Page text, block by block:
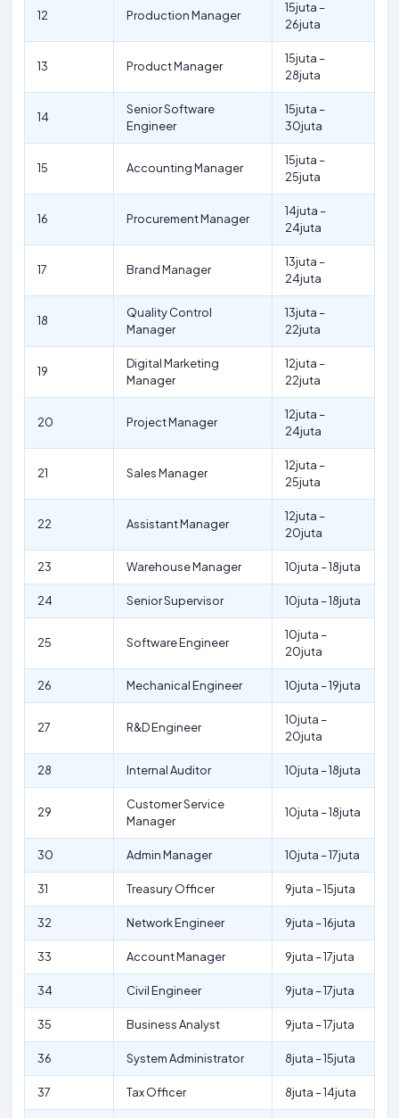
12 Production Manager
15juta –
26juta
13 Product Manager
15juta –
28juta
14
Senior Software
Engineer
15juta –
30juta
15 Accounting Manager
15juta –
25juta
16 Procurement Manager
14juta –
24juta
17 Brand Manager
13juta –
24juta
18
Quality Control
Manager
13juta –
22juta
19
Digital Marketing
Manager
12juta –
22juta
20 Project Manager
12juta –
24juta
21 Sales Manager
12juta –
25juta
22 Assistant Manager
12juta –
20juta
23 Warehouse Manager 10juta – 18juta
24 Senior Supervisor 10juta – 18juta
25 Software Engineer
10juta –
20juta
26 Mechanical Engineer 10juta – 19juta
27 R&D Engineer
10juta –
20juta
28 Internal Auditor 10juta – 18juta
29
Customer Service
Manager
10juta – 18juta
30 Admin Manager 10juta – 17juta
31 Treasury Officer 9juta – 15juta
32 Network Engineer 9juta – 16juta
33 Account Manager 9juta – 17juta
34 Civil Engineer 9juta – 17juta
35 Business Analyst 9juta – 17juta
36 System Administrator 8juta – 15juta
37 Tax Officer 8juta – 14juta